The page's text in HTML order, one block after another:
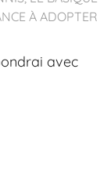
À ADOPTER
avec